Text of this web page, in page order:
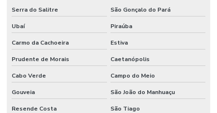
Serra do Salitre São Gonçalo do Pará
Ubaí Piraúba
Carmo da Cachoeira Estiva
Prudente de Morais Caetanópolis
Cabo Verde Campo do Meio
Gouveia São João do Manhuaçu
Resende Costa São Tiago